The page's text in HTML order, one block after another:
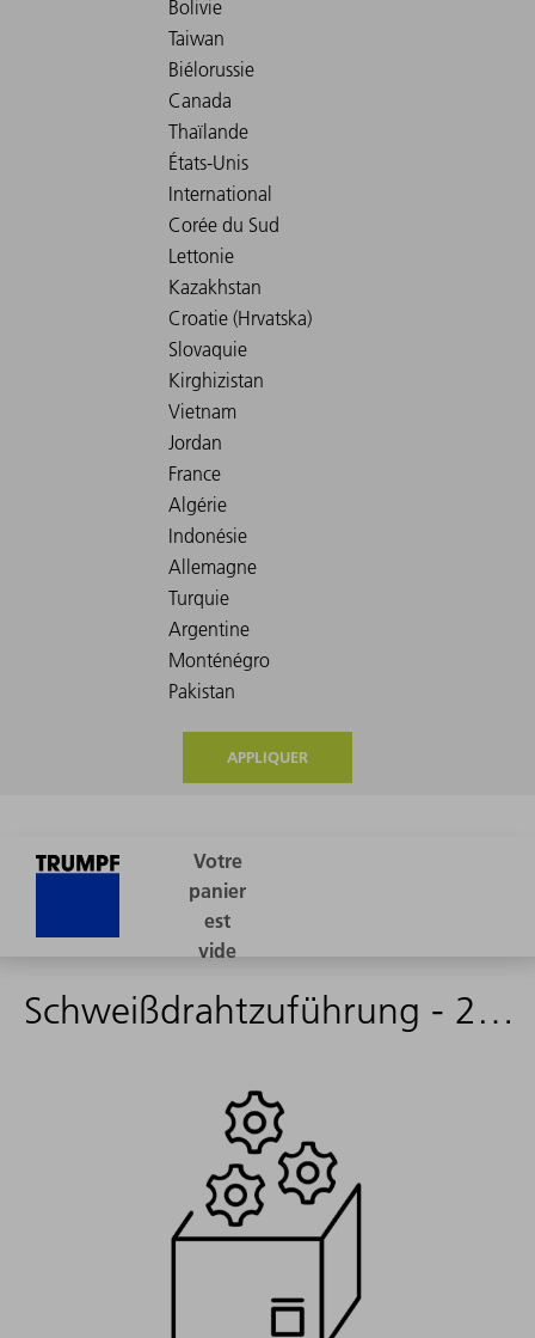
APPLIQUER
Schweißdrahtzuführung - 2265058